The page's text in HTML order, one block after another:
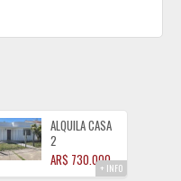
ALQUILA CASA
2
DORMITORIOS
CON GAS
AR$ 730.000+ INFO